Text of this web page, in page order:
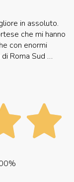
in assoluto.
che mi hanno
con enormi
Roma Sud …